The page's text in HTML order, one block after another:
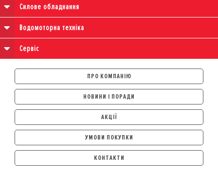
Силове обладнання
Водомоторна техніка
Сервіс
ПРО КОМПАНІЮ
НОВИНИ І ПОРАДИ
АКЦІЇ
УМОВИ ПОКУПКИ
АВТОМОБІЛІ
ЛІЗИНГ
КОНТАКТИ